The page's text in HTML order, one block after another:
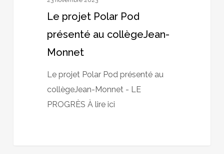
Le projet Polar Pod
présenté au collègeJean-
Monnet
Le projet Polar Pod présenté au
collègeJean-Monnet - LE
PROGRÈS À lire ici